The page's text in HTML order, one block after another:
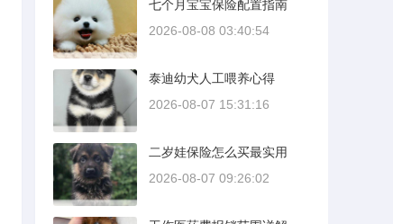
七个月宝宝保险配置指南
2026-08-08 03:40:54
泰迪幼犬人工喂养心得
2026-08-07 15:31:16
二岁娃保险怎么买最实用
2026-08-07 09:26:02